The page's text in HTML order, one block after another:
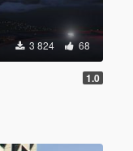
3 824 68
1.0